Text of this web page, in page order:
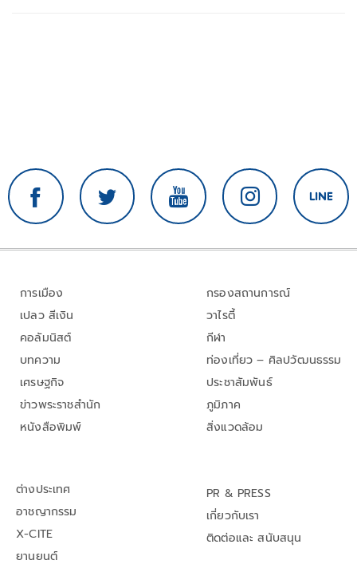
การเมือง
เปลว สีเงิน
คอลัมนิสต์
บทความ
เศรษฐกิจ
ข่าวพระราชสำนัก
หนังสือพิมพ์
กรองสถานการณ์
วาไรตี้
กีฬา
ท่องเที่ยว – ศิลปวัฒนธรรม
ประชาสัมพันธ์
ภูมิภาค
สิ่งแวดล้อม
ต่างประเทศ
อาชญากรรม
X-CITE
ยานยนต์
PR & PRESS
เกี่ยวกับเรา
ติดต่อและ สนับสนุน